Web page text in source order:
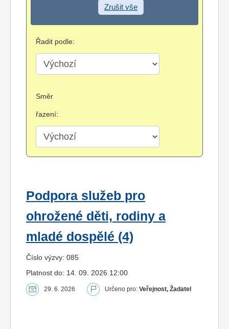
Zrušit vše
Řadit podle:
Směr
řazení:
Podpora služeb pro
ohrožené děti, rodiny a
mladé dospělé (4)
Číslo výzvy: 085
Platnost do: 14. 09. 2026 12:00
29. 6. 2026 Určeno pro: Veřejnost, Žadatel